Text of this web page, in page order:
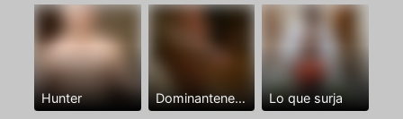
Hunter Dominantenegro ya Lo que surja